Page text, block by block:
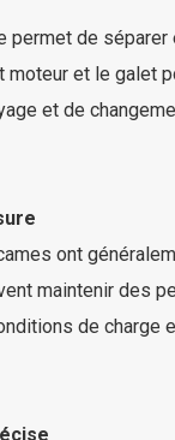
permet de
moteur et le galet
et de
ont
maintenir des
de charge